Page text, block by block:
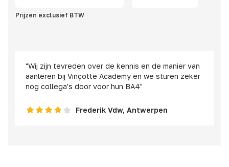
Prijzen exclusief BTW
"Wij zijn tevreden over de kennis en de manier van
aanleren bij Vinçotte Academy en we sturen zeker
nog collega's door voor hun BA4"
Frederik Vdw, Antwerpen